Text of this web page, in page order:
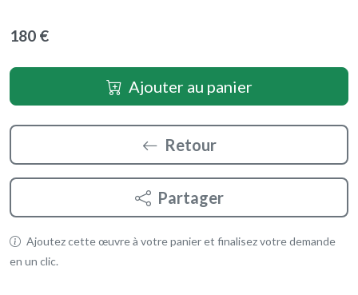
180 €
Ajouter au panier
Retour
Partager
Ajoutez cette œuvre à votre panier et finalisez votre demande
en un clic.